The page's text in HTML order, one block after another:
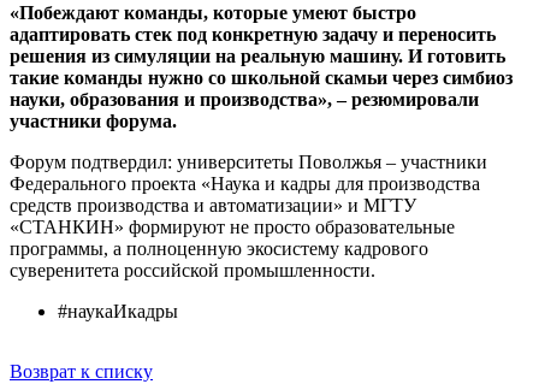
«Побеждают команды, которые умеют быстро
адаптировать стек под конкретную задачу и переносить
решения из симуляции на реальную машину. И готовить
такие команды нужно со школьной скамьи через симбиоз
науки, образования и производства», – резюмировали
участники форума.
Форум подтвердил: университеты Поволжья – участники
Федерального проекта «Наука и кадры для производства
средств производства и автоматизации» и МГТУ
«СТАНКИН» формируют не просто образовательные
программы, а полноценную экосистему кадрового
суверенитета российской промышленности.
#наукаИкадры
Возврат к списку